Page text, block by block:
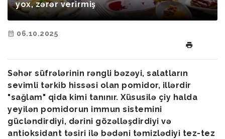
yox, zərər verirmiş
06.10.2025
Səhər süfrələrinin rəngli bəzəyi, salatların
sevimli tərkib hissəsi olan pomidor, illərdir
"sağlam" qida kimi tanınır. Xüsusilə çiy halda
yeyilən pomidorun immun sistemini
gücləndirdiyi, dərini gözəlləşdirdiyi və
antioksidant təsiri ilə bədəni təmizlədiyi tez-tez